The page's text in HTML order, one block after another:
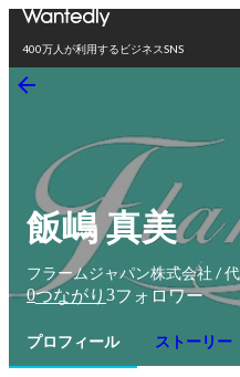
400万人が利用するビジネスSNS
飯嶋 真美
フラームジャパン株式会社 /
0つながり 3フォロワー
プロフィール ストーリー